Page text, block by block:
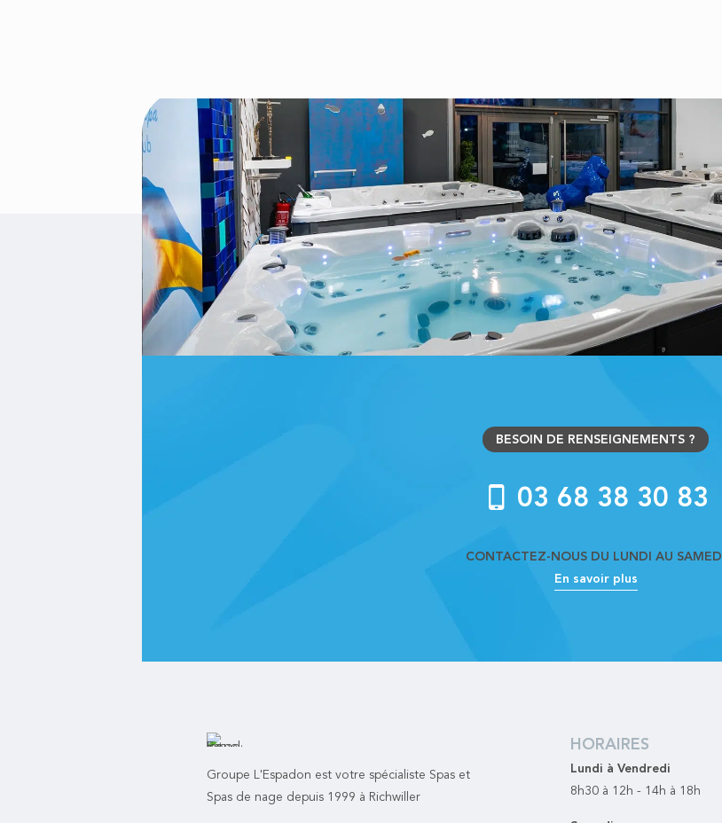
BESOIN DE RENSEIGNEMENTS ?
03 68 38 30 83
CONTACTEZ-NOUS DU LUNDI AU SAMEDI
En savoir plus
Groupe L'Espadon est votre spécialiste Spas et
Spas de nage depuis 1999 à Richwiller
HORAIRES
Lundi à Vendredi
8h30 à 12h - 14h à 18h